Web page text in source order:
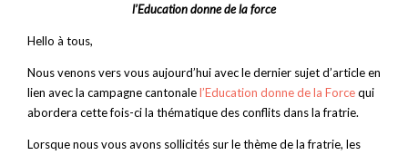
l’Education donne de la force
Hello à tous,
Nous venons vers vous aujourd’hui avec le dernier sujet d’article en
lien avec la campagne cantonalel’Education donne de la Forcequi
abordera cette fois-ci la thématique des conflits dans la fratrie.
Lorsque nous vous avons sollicités sur le thème de la fratrie, les